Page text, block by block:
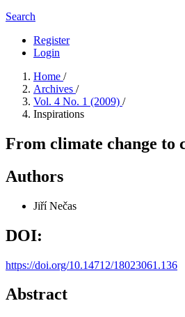
Search
Register
Login
Home /
Archives /
Vol. 4 No. 1 (2009) /
Inspirations
From climate change to
Authors
Jiří Nečas
DOI:
https://doi.org/10.14712/18023061.136
Abstract